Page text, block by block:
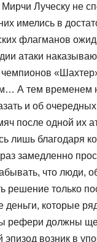
Луческу не
имелись в
флагманов
атаки
чемпионов
А тем временем
и об
после одной их
лишь благодаря
замедленно
что
решение только
которые
рефери должны
возник в